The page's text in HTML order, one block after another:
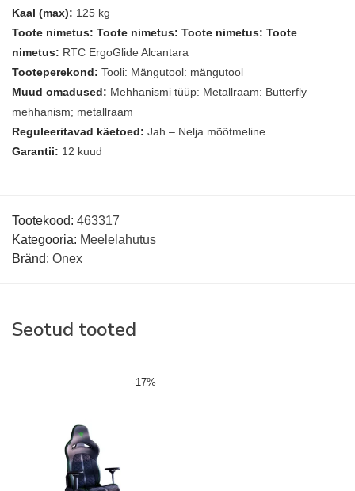
Kaal (max): 125 kg
Toote nimetus: Toote nimetus: Toote nimetus: Toote
nimetus: RTC ErgoGlide Alcantara
Tooteperekond: Tooli: Mängutool: mängutool
Muud omadused: Mehhanismi tüüp: Metallraam: Butterfly
mehhanism; metallraam
Reguleeritavad käetoed: Jah – Nelja mõõtmeline
Garantii: 12 kuud
Tootekood: 463317
Kategooria: Meelelahutus
Bränd: Onex
Seotud tooted
-17%